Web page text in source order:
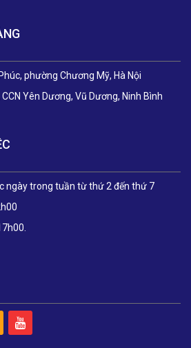
phường Chương Mỹ, Hà Nội
Yên Dương, Vũ Dương, Ninh Bình
ngày trong tuần từ thứ 2 đến thứ 7